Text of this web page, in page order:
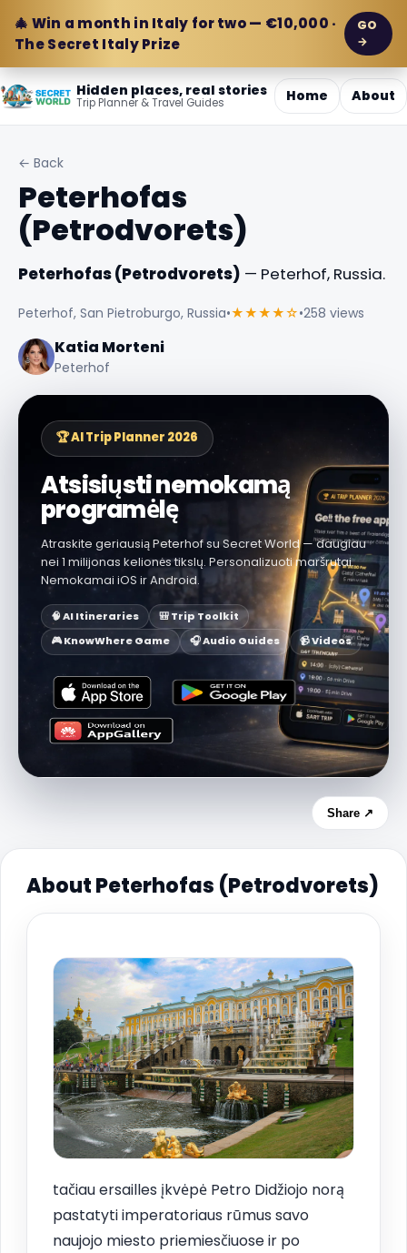
🎄 Win a month in Italy for two — €10,000 ·
The Secret Italy Prize
GO
→
Hidden places, real stories
Trip Planner & Travel Guides Home About
← Back
Peterhofas
(Petrodvorets)
Peterhofas (Petrodvorets) — Peterhof, Russia.
Peterhof, San Pietroburgo, Russia•★★★★☆•258 views
Katia Morteni
Peterhof
🏆 AI Trip Planner 2026
Atsisiųsti nemokamą
programėlę
Atraskite geriausią Peterhof su Secret World — daugiau
nei 1 milijonas kelionės tikslų. Personalizuoti maršrutai.
Nemokamai iOS ir Android.
🧠 AI Itineraries
🎒 Trip Toolkit
🎮 KnowWhere Game
🎧 Audio Guides 📹 Videos
Share ↗
About Peterhofas (Petrodvorets)
tačiau ersailles įkvėpė Petro Didžiojo norą
pastatyti imperatoriaus rūmus savo
naujojo miesto priemiesčiuose ir po